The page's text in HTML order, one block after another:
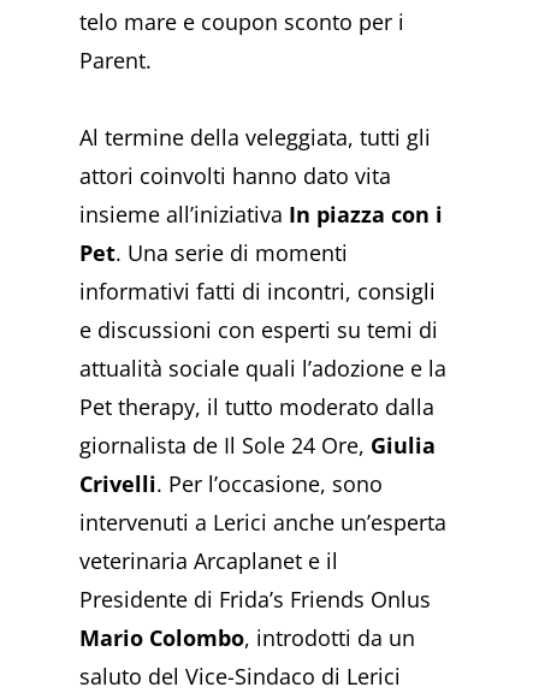
telo mare e coupon sconto per i
Parent.
Al termine della veleggiata, tutti gli
attori coinvolti hanno dato vita
insieme all’iniziativa In piazza con i
Pet. Una serie di momenti
informativi fatti di incontri, consigli
e discussioni con esperti su temi di
attualità sociale quali l’adozione e la
Pet therapy, il tutto moderato dalla
giornalista de Il Sole 24 Ore, Giulia
Crivelli. Per l’occasione, sono
intervenuti a Lerici anche un’esperta
veterinaria Arcaplanet e il
Presidente di Frida’s Friends Onlus
Mario Colombo, introdotti da un
saluto del Vice-Sindaco di Lerici